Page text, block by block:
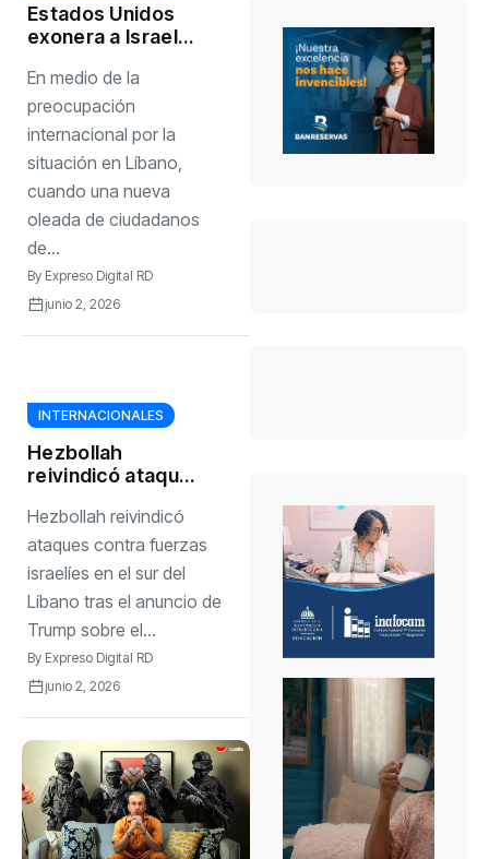
Estados Unidos
exonera a Israel
extraordinaria de
la ONU de
cualquier
responsabilidad
en la escalada en
Líbano
En medio de la
preocupación
internacional por la
situación en Líbano,
cuando una nueva
oleada de ciudadanos
de...
By Expreso Digital RD
junio 2, 2026
INTERNACIONALES
Hezbollah
reivindicó ataques
israelíes en el sur
del Líbano tras el
anuncio de Trump
sobre el fin de las
hostilidades
Hezbollah reivindicó
ataques contra fuerzas
israelíes en el sur del
Líbano tras el anuncio de
Trump sobre el...
By Expreso Digital RD
junio 2, 2026